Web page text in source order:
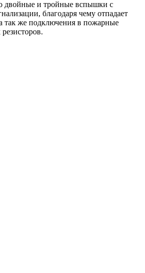
двойные и тройные вспышки с
благодаря чему отпадает
так же подключения в пожарные